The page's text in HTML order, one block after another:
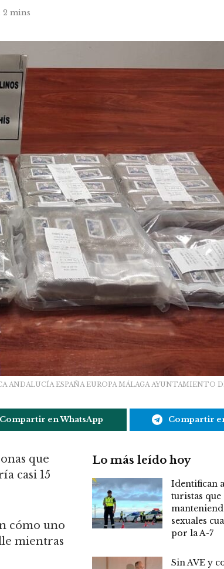
2 mins
ESPAÑA EUROPA MÁLAGA AYUNTAMIENTO
Compartir en WhatsApp Compartir
que
casi 15
cómo uno
mientras
Lo más leído hoy
Identifican
turistas que
sexuales
por la A-7
Sin AVE y